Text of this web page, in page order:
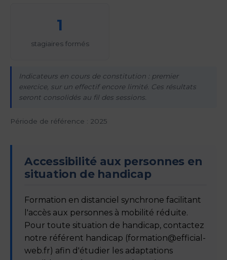
1
stagiaires formés
Indicateurs en cours de constitution : premier
exercice, sur un effectif encore limité. Ces résultats
seront consolidés au fil des sessions.
Période de référence : 2025
Accessibilité aux personnes en
situation de handicap
Formation en distanciel synchrone facilitant
l'accès aux personnes à mobilité réduite.
Pour toute situation de handicap, contactez
notre référent handicap (formation@efficial-
web.fr) afin d'étudier les adaptations